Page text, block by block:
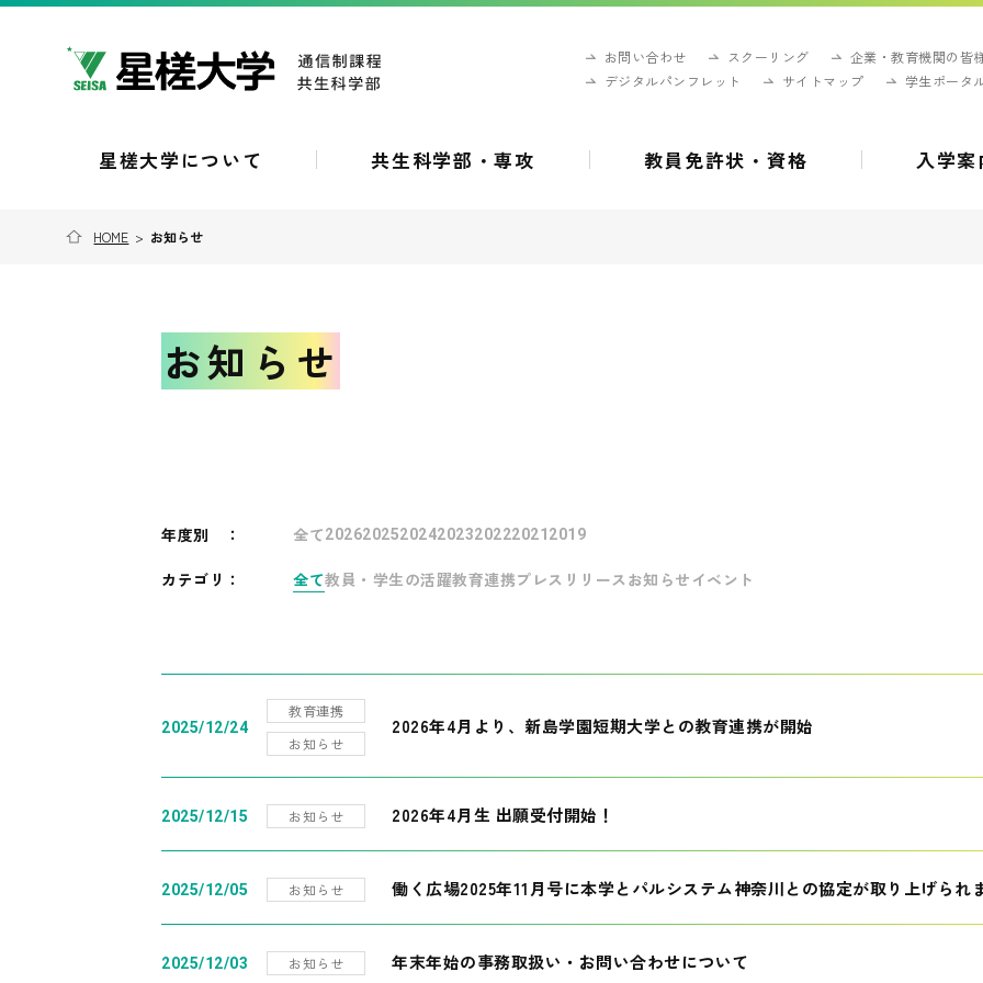
お問い合わせ スクーリング
企業・教育機関の皆
デジタルパンフレット
サイトマップ 学生ポータ
星槎大学について 共生科学部・専攻 教員免許状・資格 入学案
HOME > お知らせ
お知らせ
年度別 ： 全て202620252024202320222021 2019
カテゴリ： 全て教員・学生の活躍教育連携プレスリリース お知らせ イベント
2025/12/24
教育連携
お知らせ
2026年4月より、新島学園短期大学との教育連携が開始
2025/12/15 お知らせ 2026年4月生 出願受付開始！
2025/12/05 お知らせ 働く広場2025年11月号に本学とパルシステム神奈川との協定が取り上げられ
2025/12/03 お知らせ 年末年始の事務取扱い・お問い合わせについて